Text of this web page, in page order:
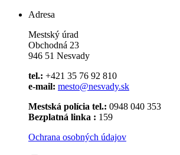
Adresa
Mestský úrad
Obchodná 23
946 51 Nesvady
tel.: +421 35 76 92 810
e-mail: mesto@nesvady.sk
Mestská polícia tel.: 0948 040 353
Bezplatná linka : 159
Ochrana osobných údajov